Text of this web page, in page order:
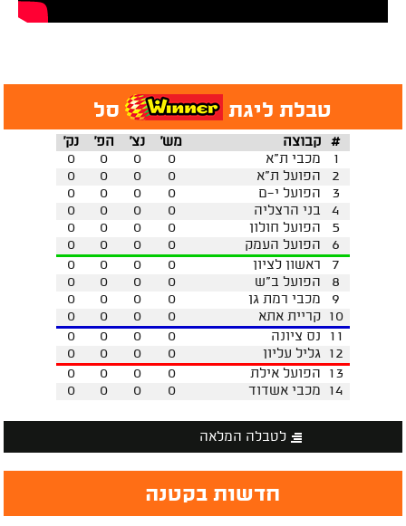
טבלת ליגת סל
נק' הפ' נצ' מש' קבוצה
#
0
0 0 0 מכבי ת"א
1
0
0 0 0 הפועל ת"א
2
0
0 0 0 הפועל י-ם
3
0
0 0 0 בני הרצליה
4
0
0 0 0 הפועל חולון
5
0
0 0 0 הפועל העמק
6
0
0 0 0 ראשון לציון
7
0
0 0 0 הפועל ב"ש
8
0
0 0 0 מכבי רמת גן
9
0
0 0 0 קריית אתא 10
0
0 0 0 נס ציונה
11
0
0 0 0 גליל עליון 12
0
0 0 0 הפועל אילת
13
0
0 0 0 מכבי אשדוד 14
לטבלה המלאה
חדשות בקטנה